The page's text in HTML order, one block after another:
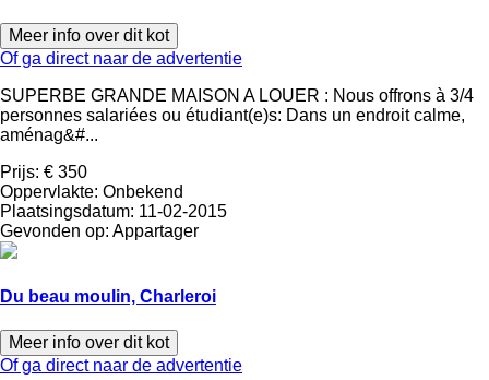
Meer info over dit kot
Of ga direct naar de advertentie
SUPERBE GRANDE MAISON A LOUER : Nous offrons à 3/4
personnes salariées ou étudiant(e)s: Dans un endroit calme,
aménag&#...
Prijs: € 350
Oppervlakte: Onbekend
Plaatsingsdatum: 11-02-2015
Gevonden op: Appartager
Du beau moulin, Charleroi
Meer info over dit kot
Of ga direct naar de advertentie